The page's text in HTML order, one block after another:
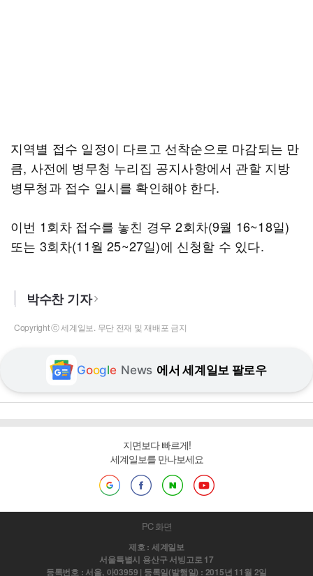
지역별 접수 일정이 다르고 선착순으로 마감되는 만
큼, 사전에 병무청 누리집 공지사항에서 관할 지방
병무청과 접수 일시를 확인해야 한다.
이번 1회차 접수를 놓친 경우 2회차(9월 16~18일)
또는 3회차(11월 25~27일)에 신청할 수 있다.
박수찬 기자
Copyright ⓒ 세계일보. 무단 전재 및 재배포 금지
Google News 에서 세계일보 팔로우
지면보다 빠르게!
세계일보를 만나보세요
PC 화면
제호 : 세계일보
서울특별시 용산구 서빙고로 17
등록번호 : 서울, 아03959 | 등록일(발행일) : 2015년 11월 2일